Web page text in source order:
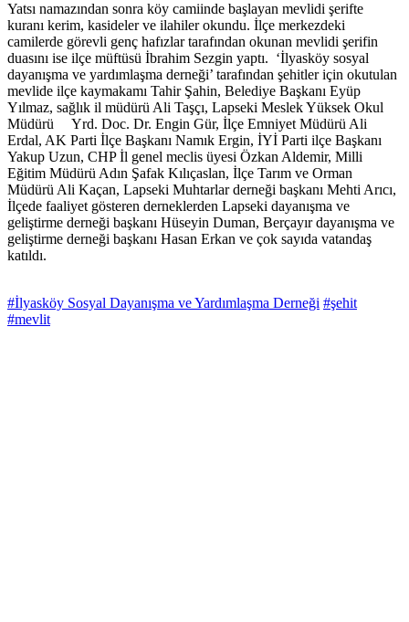
Yatsı namazından sonra köy camiinde başlayan mevlidi şerifte
kuranı kerim, kasideler ve ilahiler okundu. İlçe merkezdeki
camilerde görevli genç hafızlar tarafından okunan mevlidi şerifin
duasını ise ilçe müftüsü İbrahim Sezgin yaptı. ‘İlyasköy sosyal
dayanışma ve yardımlaşma derneği’ tarafından şehitler için okutulan
mevlide ilçe kaymakamı Tahir Şahin, Belediye Başkanı Eyüp
Yılmaz, sağlık il müdürü Ali Taşçı, Lapseki Meslek Yüksek Okul
Müdürü Yrd. Doc. Dr. Engin Gür, İlçe Emniyet Müdürü Ali
Erdal, AK Parti İlçe Başkanı Namık Ergin, İYİ Parti ilçe Başkanı
Yakup Uzun, CHP İl genel meclis üyesi Özkan Aldemir, Milli
Eğitim Müdürü Adın Şafak Kılıçaslan, İlçe Tarım ve Orman
Müdürü Ali Kaçan, Lapseki Muhtarlar derneği başkanı Mehti Arıcı,
İlçede faaliyet gösteren derneklerden Lapseki dayanışma ve
geliştirme derneği başkanı Hüseyin Duman, Berçayır dayanışma ve
geliştirme derneği başkanı Hasan Erkan ve çok sayıda vatandaş
katıldı.
#İlyasköy Sosyal Dayanışma ve Yardımlaşma Derneği #şehit
#mevlit